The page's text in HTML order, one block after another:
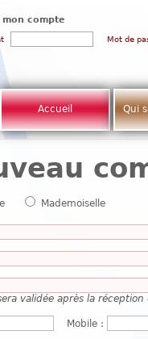
mon compte
Mot de
Accueil Qui
Mademoiselle
validée après la
Mobile :